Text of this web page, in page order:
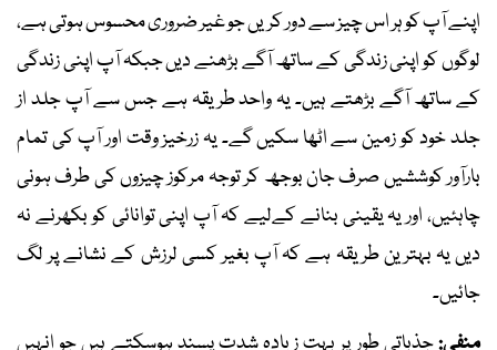
اپنے آپ کو ہر اس چیز سے دور کریں جو غیر ضروری محسوس ہوتی ہے،
لوگوں کو اپنی زندگی کے ساتھ آگے بڑھنے دیں جبکہ آپ اپنی زندگی
کے ساتھ آگے بڑھتے ہیں۔ یہ واحد طریقہ ہے جس سے آپ جلد از
جلد خود کو زمین سے اٹھا سکیں گے۔ یہ زرخیز وقت اور آپ کی تمام
بارآور کوششیں صرف جان بوجھ کر توجہ مرکوز چیزوں کی طرف ہونی
چاہئیں، اور یہ یقینی بنانے کےلیے کہ آپ اپنی توانائی کو بکھرنے نہ
دیں یہ بہترین طریقہ ہے کہ آپ بغیر کسی لرزش کے نشانے پر لگ
جائیں۔
منفی:جذباتی طور پر بہت زیادہ شدت پسند ہوسکتے ہیں جو انہیں